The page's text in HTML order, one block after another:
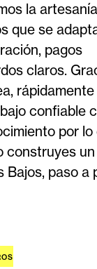
la
que se
pagos
claros.
rápidamente
confiable
por lo
construyes
Bajos, paso a